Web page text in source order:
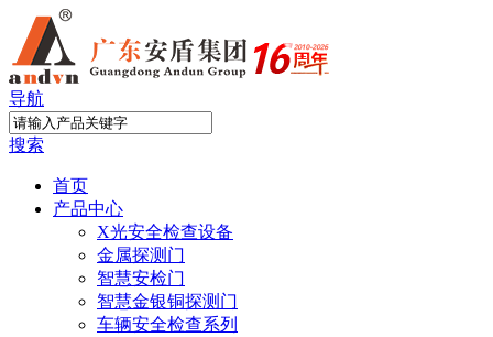
导航
搜索
首页
产品中心
X光安全检查设备
金属探测门
智慧安检门
智慧金银铜探测门
车辆安全检查系列